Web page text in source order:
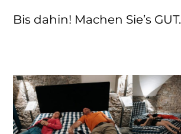
Bis dahin! Machen Sie’s GUT.